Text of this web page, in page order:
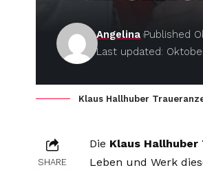
Last updated:
Angelina Published
Klaus Hallhuber
SHARE
Die Klaus Hallhuber
Leben und Werk